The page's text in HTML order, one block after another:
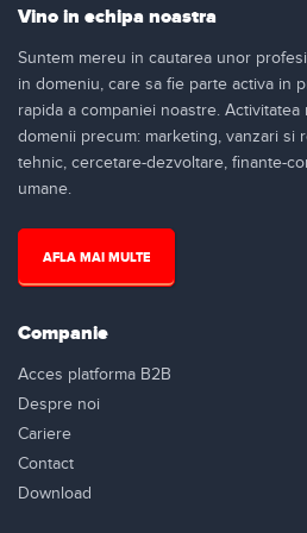
Vino in echipa noastra
Suntem mereu in cautarea unor
in domeniu, care sa fie parte activa in
rapida a companiei noastre.
domenii precum: marketing, vanzari si
tehnic, cercetare-dezvoltare, finante-
umane.
AFLA MAI MULTE
Companie
Acces platforma B2B
Despre noi
Cariere
Contact
Download